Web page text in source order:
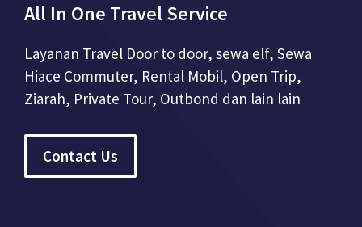
All In One Travel Service
Layanan Travel Door to door, sewa elf, Sewa
Hiace Commuter, Rental Mobil, Open Trip,
Ziarah, Private Tour, Outbond dan lain lain
Contact Us